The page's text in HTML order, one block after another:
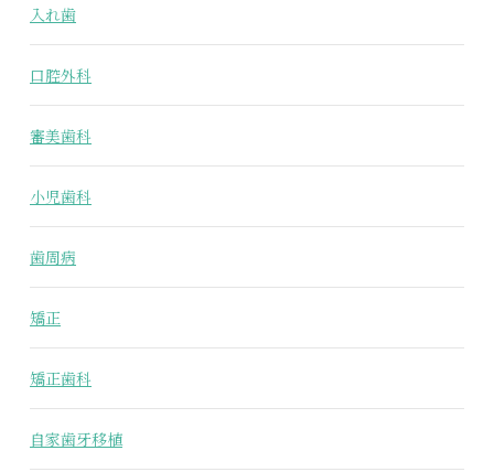
入れ歯
口腔外科
審美歯科
小児歯科
歯周病
矯正
矯正歯科
自家歯牙移植